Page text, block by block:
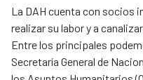
La DAH cuenta con socios
realizar su labor y a
Entre los principales
Secretaría General de